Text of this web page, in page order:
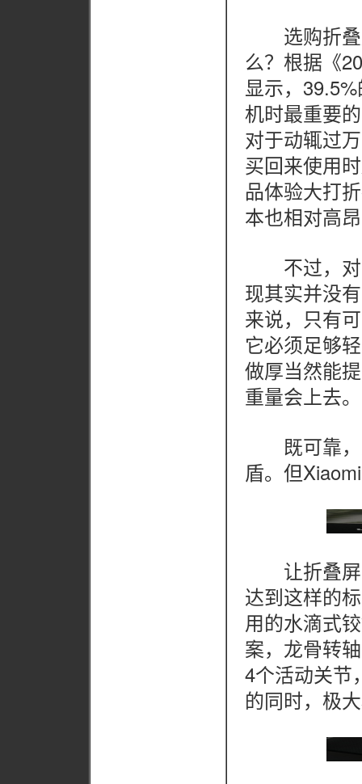
选购折叠
么？根据《
显示，
机时最重要
对于动辄过
买回来使用
品体验大打
本也相对高
不过，对
现其实并没
来说，只有
它必须足够
做厚当然能
重量会上去。
既可靠，
盾。但
让折叠屏
达到这样的
用的水滴式
案，龙骨转
4个活动关节
的同时，极